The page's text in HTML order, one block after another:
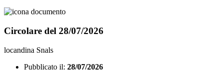
Circolare del 28/07/2026
locandina Snals
Pubblicato il: 28/07/2026